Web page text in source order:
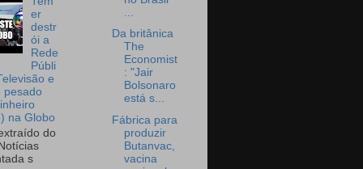
er
destr
ói a
Rede
Públi
e
pesado
na Globo
do
s
...
Da britânica
The
Economist
: "Jair
Bolsonaro
está s...
Fábrica para
produzir
Butanvac,
vacina